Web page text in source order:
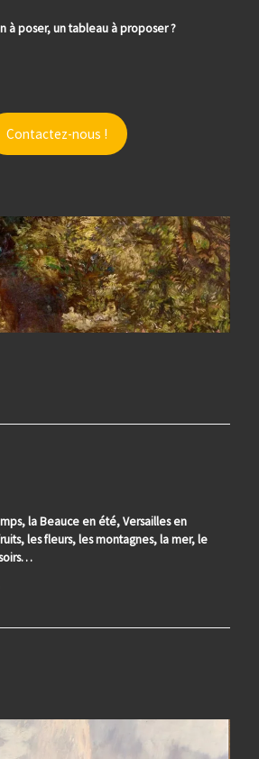
à poser, un tableau à proposer ?
Contactez-nous !
la Beauce en été, Versailles en
les fleurs, les montagnes, la mer, le